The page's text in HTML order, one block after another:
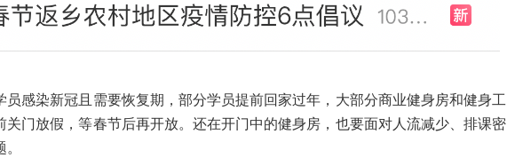
员感染新冠且需要恢复期，部分学员提前回家过年，大部分商业健身房和健身工
关门放假，等春节后再开放。还在开门中的健身房，也要面对人流减少、排课密